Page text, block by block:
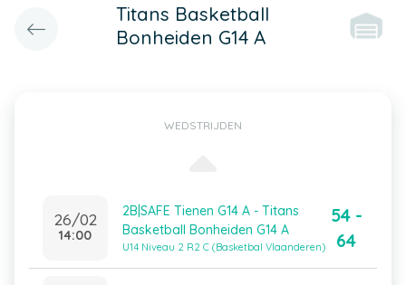
Titans Basketball
Bonheiden G14 A
WEDSTRIJDEN
26/02
14:00
2B|SAFE Tienen G14 A - Titans
Basketball Bonheiden G14 A
U14 Niveau 2 R2 C (Basketbal Vlaanderen)
54 -
64